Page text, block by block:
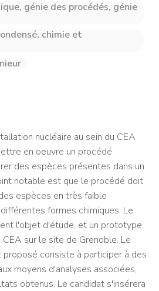
génie des procédés, génie
chimie et
nucléaire au sein du CEA
en oeuvre un procédé
des espèces présentes dans un
notable est que le procédé doit
espèces en très faible
formes chimiques. Le
l'objet d'étude, et un prototype
sur le site de Grenoble. Le
consiste à participer à des
moyens d'analyses associées,
obtenus. Le candidat s'insérera